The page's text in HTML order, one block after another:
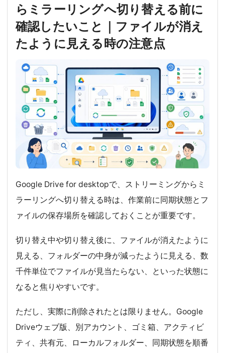
らミラーリングへ切り替える前に
確認したいこと｜ファイルが消え
たように見える時の注意点
Google Drive for desktopで、ストリーミングからミ
ラーリングへ切り替える時は、作業前に同期状態とフ
ァイルの保存場所を確認しておくことが重要です。
切り替え中や切り替え後に、ファイルが消えたように
見える、フォルダーの中身が減ったように見える、数
千件単位でファイルが見当たらない、といった状態に
なると焦りやすいです。
ただし、実際に削除されたとは限りません。Google
Driveウェブ版、別アカウント、ゴミ箱、アクティビ
ティ、共有元、ローカルフォルダー、同期状態を順番